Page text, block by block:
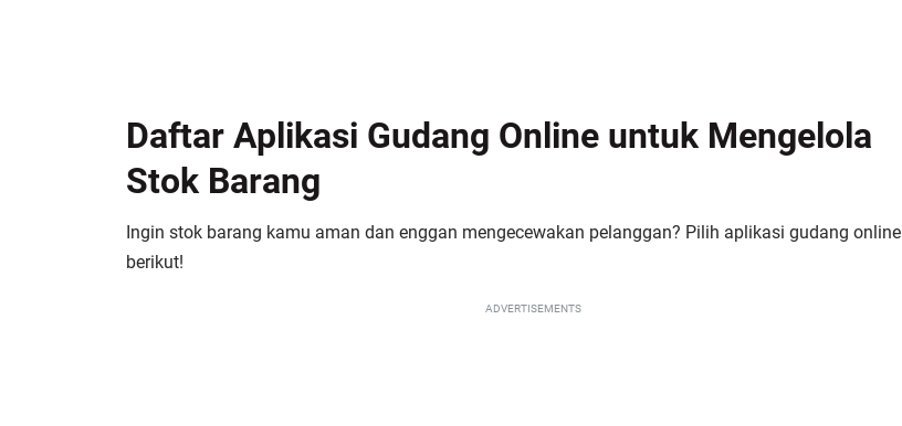
Daftar Aplikasi Gudang Online untuk Mengelola
Stok Barang
Ingin stok barang kamu aman dan enggan mengecewakan pelanggan? Pilih aplikasi gudang online
berikut!
ADVERTISEMENTS